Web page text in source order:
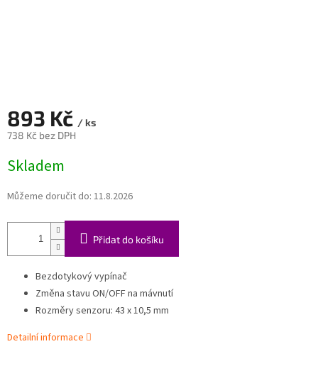
893 Kč / ks
738 Kč bez DPH
cena:
Skladem
Můžeme doručit do: 11.8.2026
Přidat do košíku
Bezdotykový vypínač
Změna stavu ON/OFF na mávnutí
Rozměry senzoru: 43 x 10,5 mm
Detailní informace